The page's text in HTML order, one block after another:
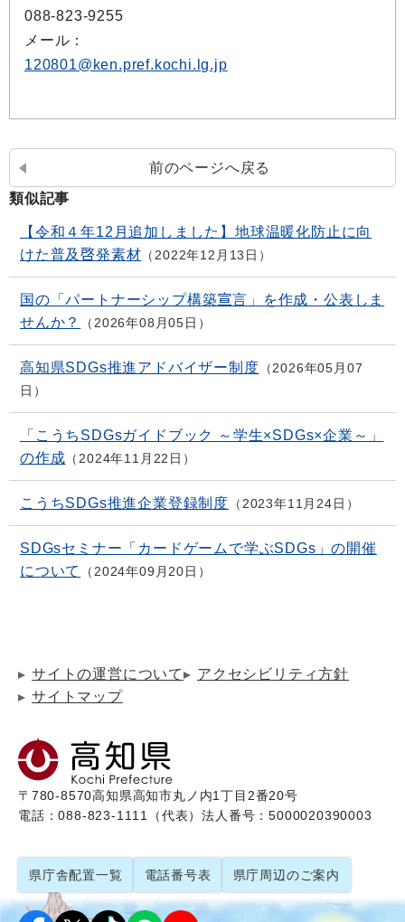
088-823-9255
メール：
120801@ken.pref.kochi.lg.jp
前のページへ戻る
類似記事
【令和４年12月追加しました】地球温暖化防止に向
けた普及啓発素材
2022年12月13日
国の「パートナーシップ構築宣言」を作成・公表しま
せんか？
2026年08月05日
高知県SDGs推進アドバイザー制度
2026年05月07
日
「こうちSDGsガイドブック ～学生×SDGs×企業～」
の作成
2024年11月22日
こうちSDGs推進企業登録制度 2023年11月24日
SDGsセミナー「カードゲームで学ぶSDGs」の開催
について
2024年09月20日
サイトの運営について
アクセシビリティ方針
サイトマップ
〒780-8570高知県高知市丸ノ内1丁目2番20号
電話：088-823-1111（代表）法人番号：5000020390003
県庁舎配置一覧 電話番号表 県庁周辺のご案内